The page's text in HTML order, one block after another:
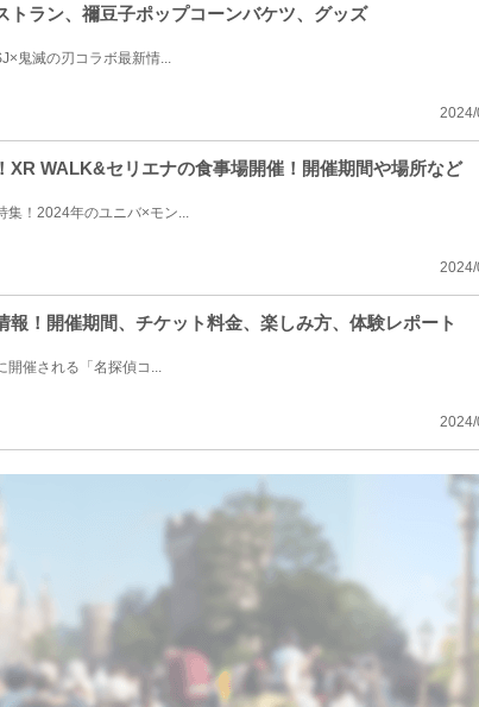
トラン、禰豆子ポップコーンバケツ、グッズ
鬼滅の刃コラボ最新情...
WALK&セリエナの食事場開催！開催期間や場所など
集！2024年のユニバ×モン...
報！開催期間、チケット料金、楽しみ方、体験レポート
開催される「名探偵コ...